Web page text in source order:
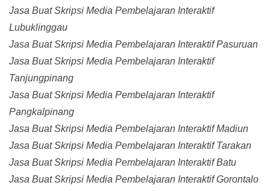
Jasa Buat Skripsi Media Pembelajaran Interaktif
Lubuklinggau
Jasa Buat Skripsi Media Pembelajaran Interaktif Pasuruan
Jasa Buat Skripsi Media Pembelajaran Interaktif
Tanjungpinang
Jasa Buat Skripsi Media Pembelajaran Interaktif
Pangkalpinang
Jasa Buat Skripsi Media Pembelajaran Interaktif Madiun
Jasa Buat Skripsi Media Pembelajaran Interaktif Tarakan
Jasa Buat Skripsi Media Pembelajaran Interaktif Batu
Jasa Buat Skripsi Media Pembelajaran Interaktif Gorontalo